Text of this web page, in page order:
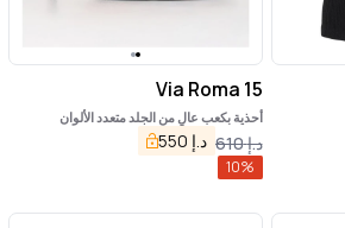
Via Roma 15
أحذية بكعب عالٍ من الجلد متعدد الألوان
د.إ610 د.إ 550
10%